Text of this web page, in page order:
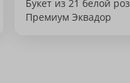
Букет из 21 белой
Премиум Эквадор